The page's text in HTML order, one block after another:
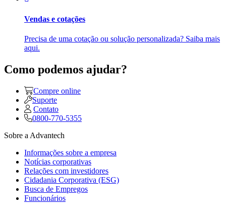
Vendas e cotações
Precisa de uma cotação ou solução personalizada? Saiba mais
aqui.
Como podemos ajudar?
Compre online
Suporte
Contato
0800-770-5355
Sobre a Advantech
Informações sobre a empresa
Notícias corporativas
Relações com investidores
Cidadania Corporativa (ESG)
Busca de Empregos
Funcionários